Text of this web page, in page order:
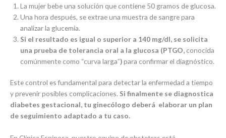
La mujer bebe una solución que contiene 50 gramos de glucosa.
Una hora después, se extrae una muestra de sangre para
analizar la glucemia.
Si el resultado es igual o superior a 140 mg/dl, se solicita
una prueba de tolerancia oral a la glucosa (PTGO, conocida
comúnmente como “curva larga”)para confirmar el diagnóstico.
Este control es fundamental para detectar la enfermedad a tiempo
y prevenir posibles complicaciones. Si finalmente se diagnostica
diabetes gestacional, tu ginecólogo deberá elaborar un plan
de seguimiento adaptado a tu caso.